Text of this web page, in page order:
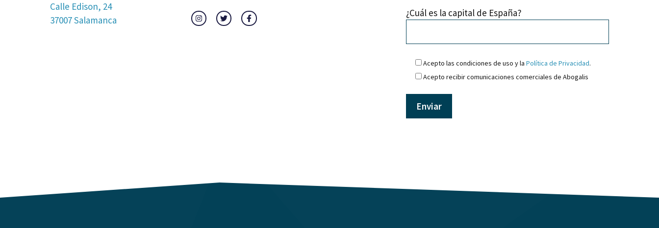
Calle Edison, 24
37007Salamanca
¿Cuál es la capital de España?
Acepto las condiciones de uso y la Política de Privacidad.
Acepto recibir comunicaciones comerciales de Abogalis